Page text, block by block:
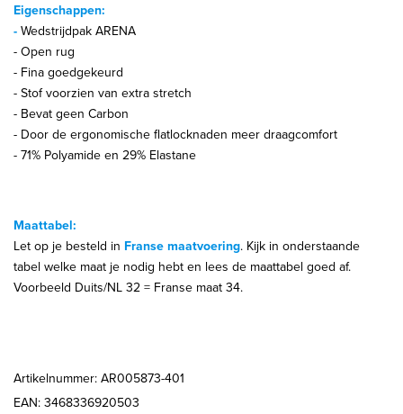
Eigenschappen:
-Wedstrijdpak ARENA
- Open rug
- Fina goedgekeurd
-Stof voorzien van extra stretch
- Bevat geen Carbon
- Door de ergonomische flatlocknaden meer draagcomfort
- 71% Polyamide en 29% Elastane
Maattabel:
Let op je besteld in Franse maatvoering. Kijk in onderstaande
tabel welke maat je nodig hebt en lees de maattabel goed af.
Voorbeeld Duits/NL 32 = Franse maat 34.
Artikelnummer: AR005873-401
EAN: 3468336920503